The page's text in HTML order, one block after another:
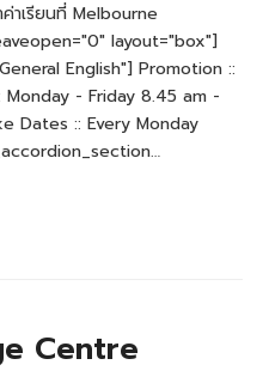
าเรียนที่ Melbourne
layout="box"]
English"] Promotion ::
Monday - Friday 8.45 am -
Dates :: Every Monday
Centre